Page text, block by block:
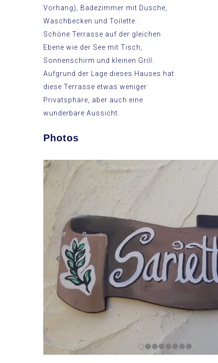
Vorhang), Badezimmer mit Dusche,
Waschbecken und Toilette.
Schöne Terrasse auf der gleichen
Ebene wie der See mit Tisch,
Sonnenschirm und kleinen Grill.
Aufgrund der Lage dieses Hauses hat
diese Terrasse etwas weniger
Privatsphäre, aber auch eine
wunderbare Aussicht.
Photos